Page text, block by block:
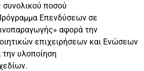
ποσού
Επενδύσεων σε
αφορά την
επιχειρήσεων και Ενώσεων
υλοποίηση